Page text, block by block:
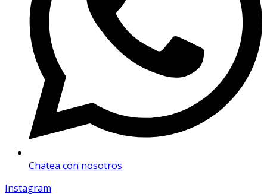
Chatea con nosotros
Instagram